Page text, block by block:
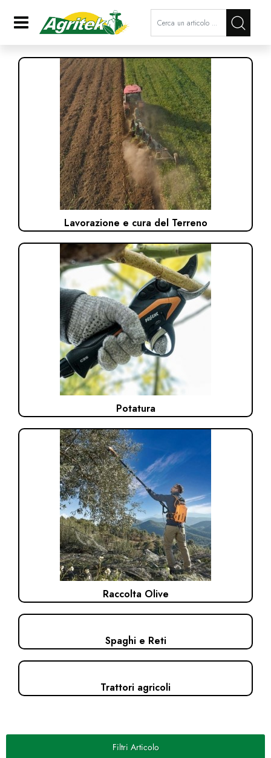
Open La modifica di un filtro
Lavorazione e cura del Terreno
Potatura
Raccolta Olive
Spaghi e Reti
Trattori agricoli
Filtri Articolo